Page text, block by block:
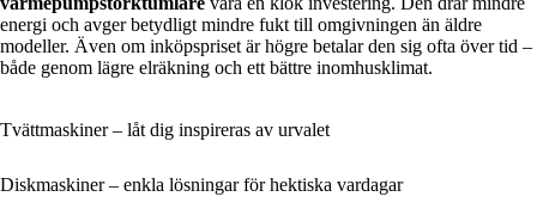
energi och avger betydligt mindre fukt till omgivningen än äldre
modeller. Även om inköpspriset är högre betalar den sig ofta över tid –
både genom lägre elräkning och ett bättre inomhusklimat.
Tvättmaskiner – låt dig inspireras av urvalet
Diskmaskiner – enkla lösningar för hektiska vardagar